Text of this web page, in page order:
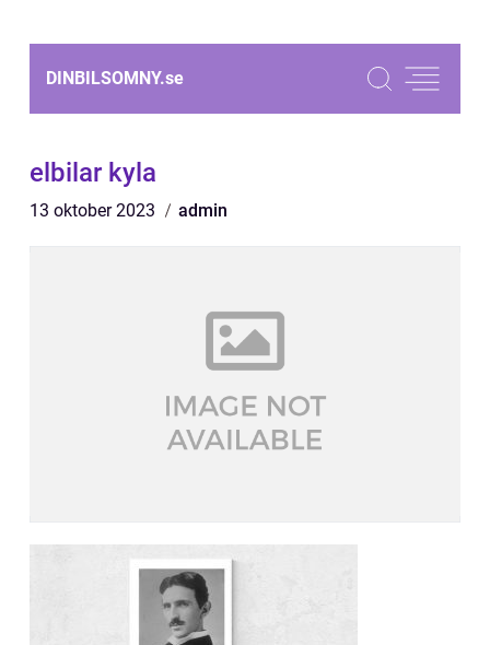
DINBILSOMNY.se
elbilar kyla
13 oktober 2023 admin